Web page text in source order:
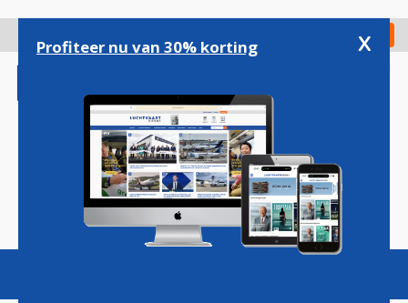
gaan
Check in
Magazine Podcasts Vacatures
Profiteer nu van 30% korting x